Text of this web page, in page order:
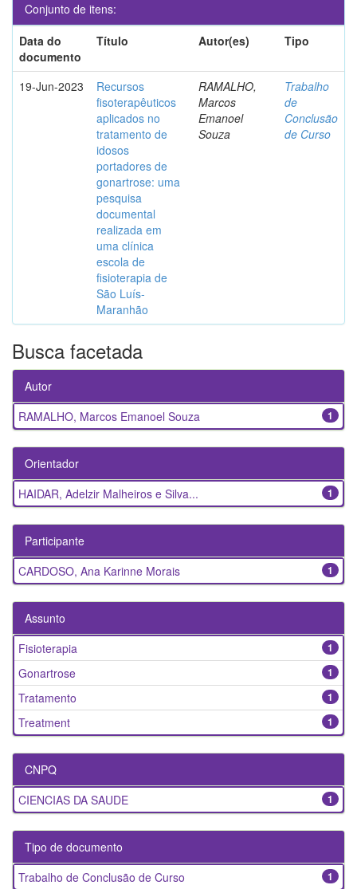
Conjunto de itens:
Data do
documento
Título Autor(es) Tipo
19-Jun-2023
Recursos
fisoterapêuticos
aplicados no
tratamento de
idosos
portadores de
gonartrose: uma
pesquisa
documental
realizada em
uma clínica
escola de
fisioterapia de
São Luís-
Maranhão
RAMALHO,
Marcos
Emanoel
Souza
Trabalho
de
Conclusão
de Curso
Busca facetada
Autor
1
RAMALHO, Marcos Emanoel Souza
Orientador
1
HAIDAR, Adelzir Malheiros e Silva...
Participante
1
CARDOSO, Ana Karinne Morais
Assunto
1
Fisioterapia
1
Gonartrose
1
Tratamento
1
Treatment
CNPQ
1
CIENCIAS DA SAUDE
Tipo de documento
1
Trabalho de Conclusão de Curso